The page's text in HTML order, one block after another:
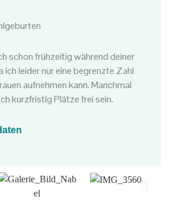
schon frühzeitig während deiner
leider nur eine begrenzte Zahl
aufnehmen kann. Manchmal
kurzfristig Plätze frei sein.